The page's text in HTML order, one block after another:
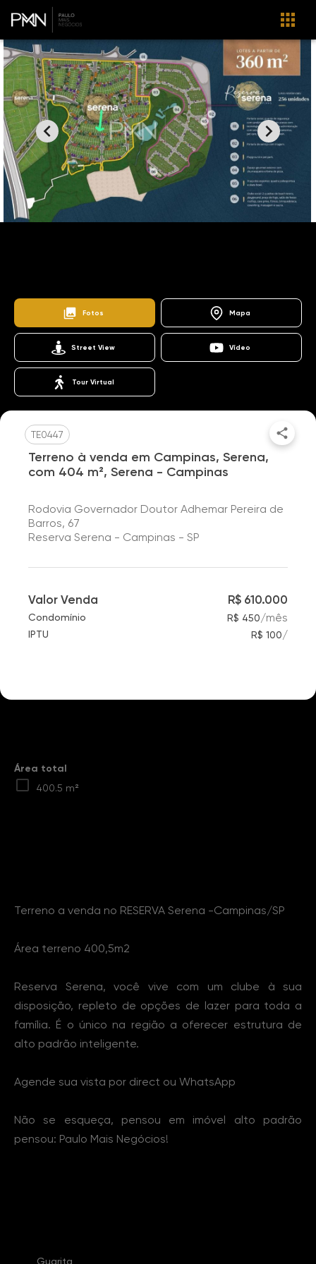
Fotos Mapa
Street View Vídeo
Tour Virtual
TE0447
Terreno à venda em Campinas, Serena,
com 404 m², Serena - Campinas
Rodovia Governador Doutor Adhemar Pereira de
Barros, 67
Reserva Serena - Campinas - SP
Valor Venda R$ 610.000
Condomínio R$ 450/mês
IPTU R$ 100/
Área total
400.5 m²
Terreno a venda no RESERVA Serena -Campinas/SP
Área terreno 400,5m2
Reserva Serena, você vive com um clube à sua
disposição, repleto de opções de lazer para toda a
família. É o único na região a oferecer estrutura de
alto padrão inteligente.
Agende sua vista por direct ou WhatsApp
Não se esqueça, pensou em imóvel alto padrão
pensou: Paulo Mais Negócios!
Guarita